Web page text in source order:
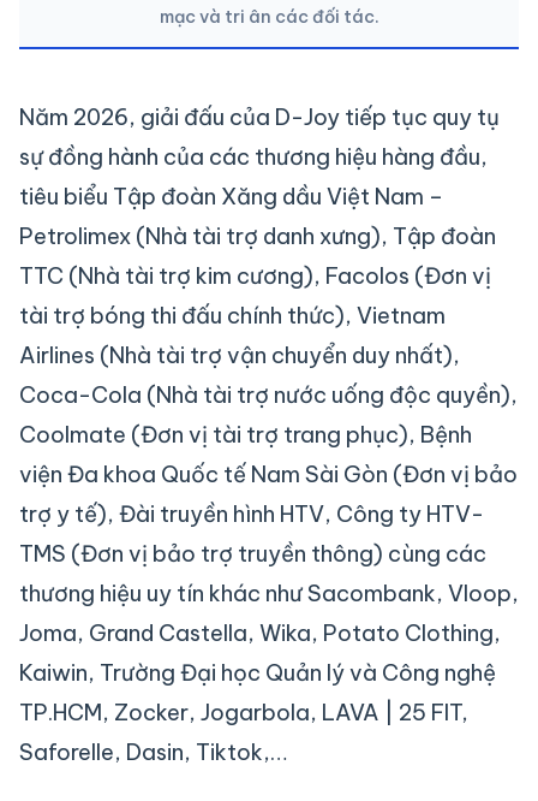
mạc và tri ân các đối tác.
Năm 2026, giải đấu của D-Joy tiếp tục quy tụ
sự đồng hành của các thương hiệu hàng đầu,
tiêu biểu Tập đoàn Xăng dầu Việt Nam –
Petrolimex (Nhà tài trợ danh xưng), Tập đoàn
TTC (Nhà tài trợ kim cương), Facolos (Đơn vị
tài trợ bóng thi đấu chính thức), Vietnam
Airlines (Nhà tài trợ vận chuyển duy nhất),
Coca-Cola (Nhà tài trợ nước uống độc quyền),
Coolmate (Đơn vị tài trợ trang phục), Bệnh
viện Đa khoa Quốc tế Nam Sài Gòn (Đơn vị bảo
trợ y tế), Đài truyền hình HTV, Công ty HTV-
TMS (Đơn vị bảo trợ truyền thông) cùng các
thương hiệu uy tín khác như Sacombank, Vloop,
Joma, Grand Castella, Wika, Potato Clothing,
Kaiwin, Trường Đại học Quản lý và Công nghệ
TP.HCM, Zocker, Jogarbola, LAVA | 25 FIT,
Saforelle, Dasin, Tiktok,…